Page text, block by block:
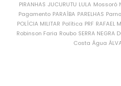
PIRANHAS JUCURUTU LULA Mossoró
Pagamento PARAÍBA PARELHAS
POLÍCIA MILITAR Política PRF RAFAEL
Robinson Faria Roubo SERRA NEGRA
Costa Água